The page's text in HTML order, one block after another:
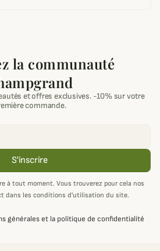
la communauté
et offres exclusives. -10% sur votre
commande.
S'inscrire
à tout moment. Vous trouverez pour cela nos
dans les conditions d'utilisation du site.
générales et la politique de confidentialité